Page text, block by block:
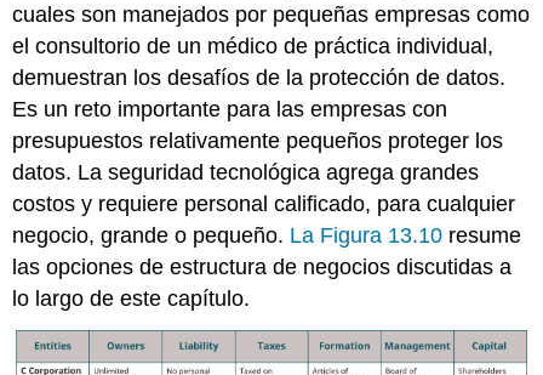
cuales son manejados por pequeñas empresas como
el consultorio de un médico de práctica individual,
demuestran los desafíos de la protección de datos.
Es un reto importante para las empresas con
presupuestos relativamente pequeños proteger los
datos. La seguridad tecnológica agrega grandes
costos y requiere personal calificado, para cualquier
negocio, grande o pequeño. La Figura 13.10 resume
las opciones de estructura de negocios discutidas a
lo largo de este capítulo.